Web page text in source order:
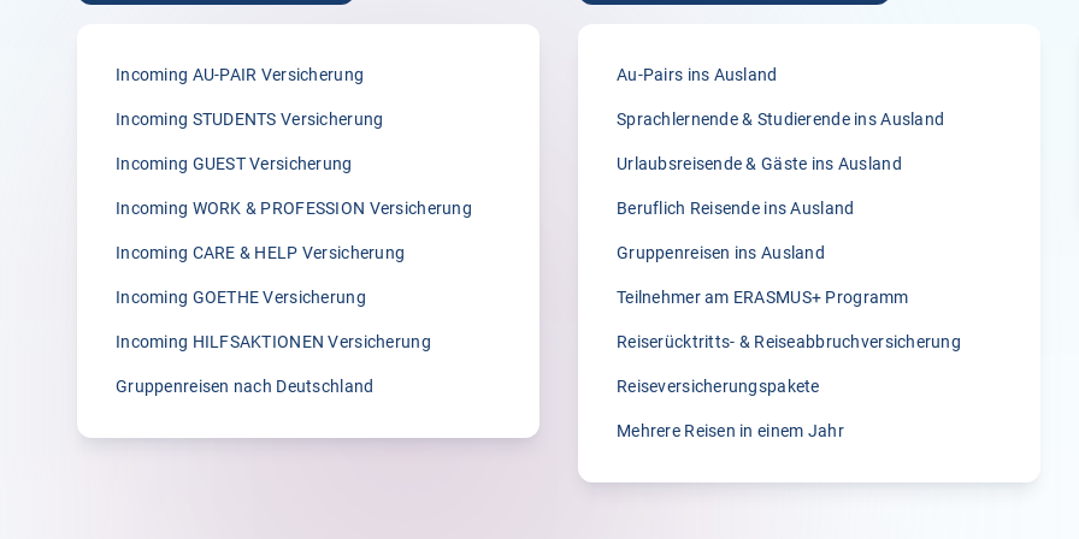
und auch weiterempfehlen. Alles lief in den
vielen Jahren, die ich meine Au-pairs bei
und lösungsorientiert. Davor hatte ich eine
teure Versicherung, die weder
Der Wechsel zu Klemmer war die richtige
Entscheidung!!!!!“
5.00
„Ich bin sehr zufrieden. Ihre Firma ist von
ihm dafür sehr gedankt. 🥰“
B.
27.01.2026
5.00
„🤍“
Incoming AU-PAIR Versicherung
Incoming STUDENTS Versicherung
Incoming GUEST Versicherung
Incoming WORK & PROFESSION Versicherung
Incoming CARE & HELP Versicherung
Incoming GOETHE Versicherung
Incoming HILFSAKTIONEN Versicherung
Gruppenreisen nach Deutschland
Au-Pairs ins Ausland
Sprachlernende & Studierende ins Ausland
Urlaubsreisende & Gäste ins Ausland
Beruflich Reisende ins Ausland
Gruppenreisen ins Ausland
Teilnehmer am ERASMUS+ Programm
Reiserücktritts- & Reiseabbruchversicherung
Reiseversicherungspakete
Mehrere Reisen in einem Jahr